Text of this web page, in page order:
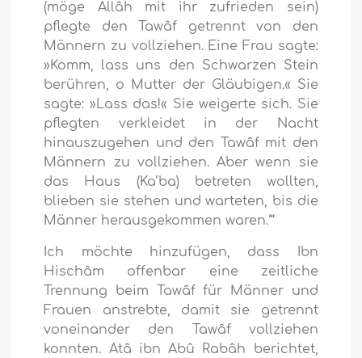
(möge Allâh mit ihr zufrieden sein)
pflegte den Tawâf getrennt von den
Männern zu vollziehen. Eine Frau sagte:
»Komm, lass uns den Schwarzen Stein
berühren, o Mutter der Gläubigen.« Sie
sagte: »Lass das!« Sie weigerte sich. Sie
pflegten verkleidet in der Nacht
hinauszugehen und den Tawâf mit den
Männern zu vollziehen. Aber wenn sie
das Haus (Ka’ba) betreten wollten,
blieben sie stehen und warteten, bis die
Männer herausgekommen waren.‘“
Ich möchte hinzufügen, dass Ibn
Hischâm offenbar eine zeitliche
Trennung beim Tawâf für Männer und
Frauen anstrebte, damit sie getrennt
voneinander den Tawâf vollziehen
konnten. Atâ ibn Abû Rabâh berichtet,